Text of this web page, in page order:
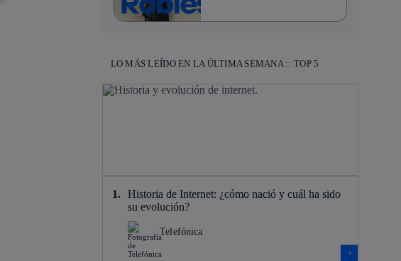
LO MÁS LEÍDO EN LA ÚLTIMA SEMANA :: TOP 5
Historia de Internet: ¿cómo nació y cuál ha sido
su evolución?
Telefónica